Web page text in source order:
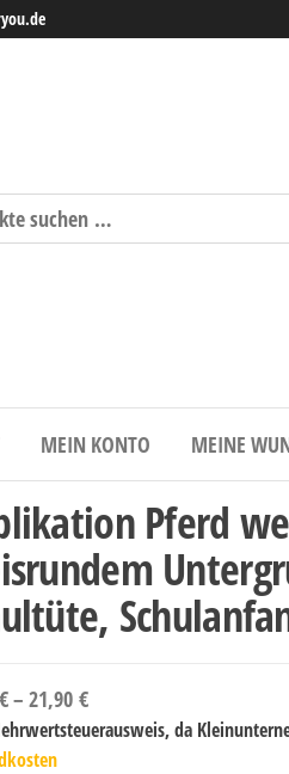
MEIN KONTO MEINE
Pferd
€– 21,90 €
da